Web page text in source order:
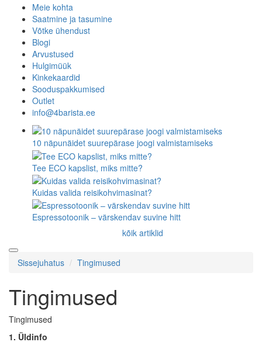
Meie kohta
Saatmine ja tasumine
Võtke ühendust
Blogi
Arvustused
Hulgimüük
Kinkekaardid
Sooduspakkumised
Outlet
info@4barista.ee
10 näpunäidet suurepärase joogi valmistamiseks
Tee ECO kapslist, miks mitte?
Kuidas valida reisikohvimasinat?
Espressotoonik – värskendav suvine hitt
kõik artiklid
Sissejuhatus Tingimused
Tingimused
Tingimused
1. Üldinfo